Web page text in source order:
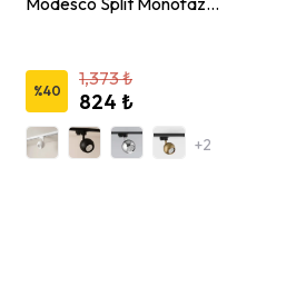
%40
1,373 ₺
824 ₺
+2